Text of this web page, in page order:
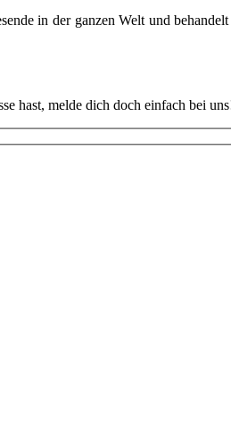
in der ganzen Welt und
hast, melde dich doch einfach bei